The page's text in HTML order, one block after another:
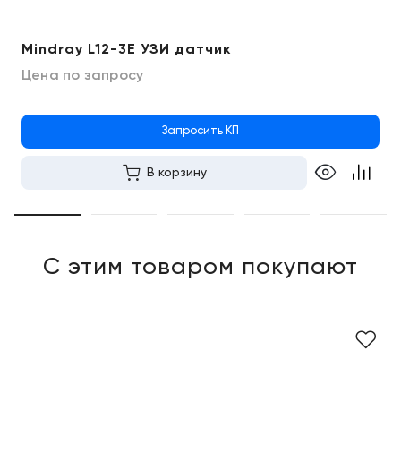
Mindray L12-3E УЗИ датчик
Цена по запросу
Запросить КП
В корзину
С этим товаром покупают